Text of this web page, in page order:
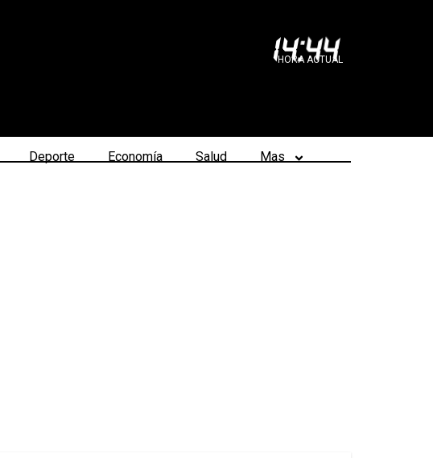
14:44
HORA ACTUAL
Deporte Economía Salud Mas